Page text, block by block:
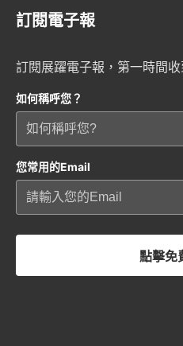
訂閱電子報
訂閱展躍電子報，第一時間收
如何稱呼您？
您常用的Email
點擊免